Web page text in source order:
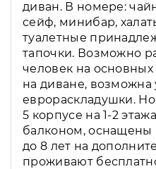
диван. В номере:
сейф, минибар,
туалетные
тапочки. Возможно
человек на основных
на диване, возможна
еврораскладушки.
5 корпусе на 1-2
балконом,
до 8 лет на
проживают